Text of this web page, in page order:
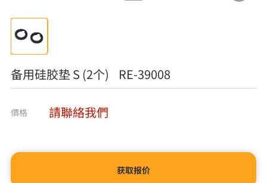
备用硅胶垫 S (2个) RE-39008
價格 請聯絡我們
获取报价